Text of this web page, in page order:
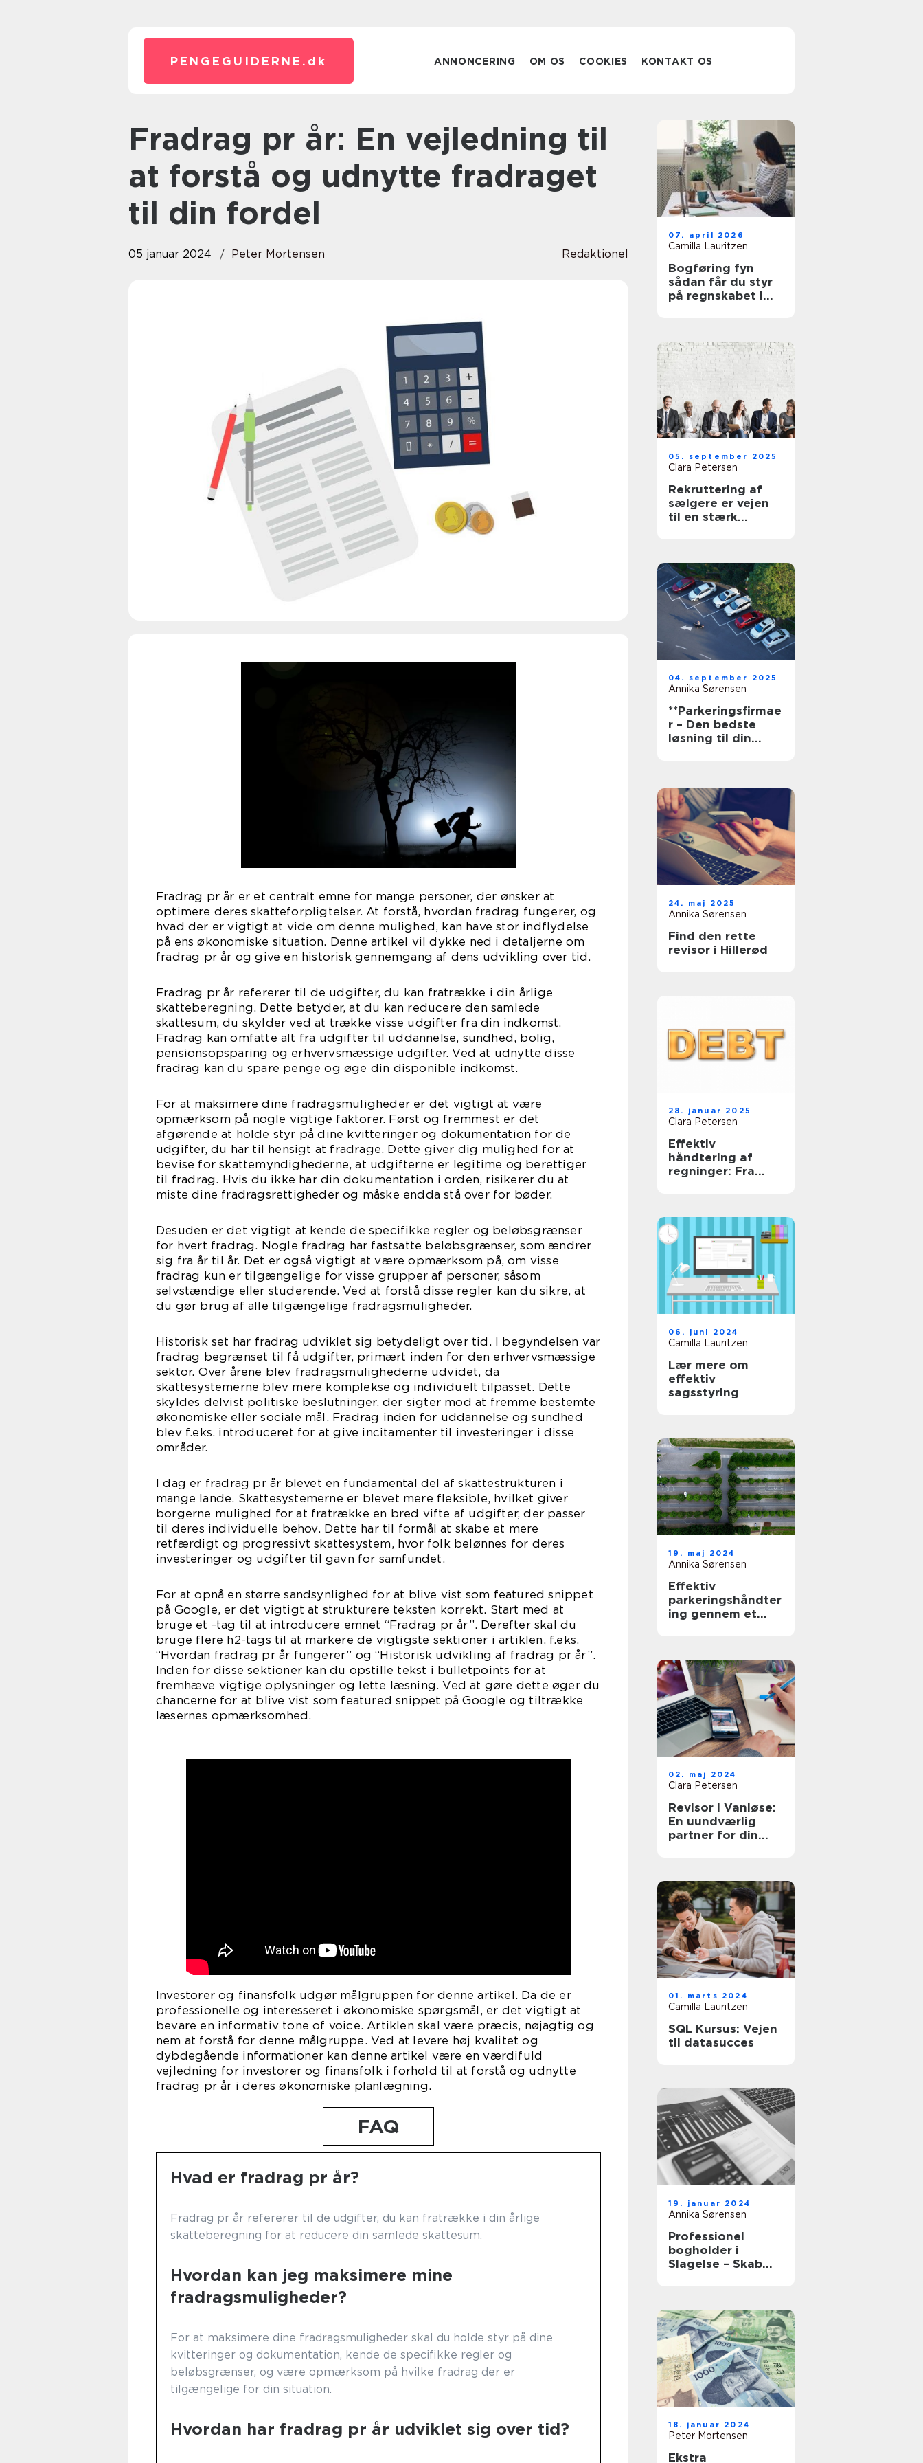
PENGEGUIDERNE. dk ANNONCERING OM OS COOKIES KONTAKT OS
Fradrag pr år: En vejledning til
at forstå og udnytte fradraget
til din fordel
05 januar 2024 Peter Mortensen Redaktionel
Fradrag pr år er et centralt emne for mange personer, der ønsker at
optimere deres skatteforpligtelser. At forstå, hvordan fradrag fungerer, og
hvad der er vigtigt at vide om denne mulighed, kan have stor indflydelse
på ens økonomiske situation. Denne artikel vil dykke ned i detaljerne om
fradrag pr år og give en historisk gennemgang af dens udvikling over tid.
Fradrag pr år refererer til de udgifter, du kan fratrække i din årlige
skatteberegning. Dette betyder, at du kan reducere den samlede
skattesum, du skylder ved at trække visse udgifter fra din indkomst.
Fradrag kan omfatte alt fra udgifter til uddannelse, sundhed, bolig,
pensionsopsparing og erhvervsmæssige udgifter. Ved at udnytte disse
fradrag kan du spare penge og øge din disponible indkomst.
For at maksimere dine fradragsmuligheder er det vigtigt at være
opmærksom på nogle vigtige faktorer. Først og fremmest er det
afgørende at holde styr på dine kvitteringer og dokumentation for de
udgifter, du har til hensigt at fradrage. Dette giver dig mulighed for at
bevise for skattemyndighederne, at udgifterne er legitime og berettiger
til fradrag. Hvis du ikke har din dokumentation i orden, risikerer du at
miste dine fradragsrettigheder og måske endda stå over for bøder.
Desuden er det vigtigt at kende de specifikke regler og beløbsgrænser
for hvert fradrag. Nogle fradrag har fastsatte beløbsgrænser, som ændrer
sig fra år til år. Det er også vigtigt at være opmærksom på, om visse
fradrag kun er tilgængelige for visse grupper af personer, såsom
selvstændige eller studerende. Ved at forstå disse regler kan du sikre, at
du gør brug af alle tilgængelige fradragsmuligheder.
Historisk set har fradrag udviklet sig betydeligt over tid. I begyndelsen var
fradrag begrænset til få udgifter, primært inden for den erhvervsmæssige
sektor. Over årene blev fradragsmulighederne udvidet, da
skattesystemerne blev mere komplekse og individuelt tilpasset. Dette
skyldes delvist politiske beslutninger, der sigter mod at fremme bestemte
økonomiske eller sociale mål. Fradrag inden for uddannelse og sundhed
blev f.eks. introduceret for at give incitamenter til investeringer i disse
områder.
I dag er fradrag pr år blevet en fundamental del af skattestrukturen i
mange lande. Skattesystemerne er blevet mere fleksible, hvilket giver
borgerne mulighed for at fratrække en bred vifte af udgifter, der passer
til deres individuelle behov. Dette har til formål at skabe et mere
retfærdigt og progressivt skattesystem, hvor folk belønnes for deres
investeringer og udgifter til gavn for samfundet.
For at opnå en større sandsynlighed for at blive vist som featured snippet
på Google, er det vigtigt at strukturere teksten korrekt. Start med at
bruge et -tag til at introducere emnet “Fradrag pr år”. Derefter skal du
bruge flere h2-tags til at markere de vigtigste sektioner i artiklen, f.eks.
“Hvordan fradrag pr år fungerer” og “Historisk udvikling af fradrag pr år”.
Inden for disse sektioner kan du opstille tekst i bulletpoints for at
fremhæve vigtige oplysninger og lette læsning. Ved at gøre dette øger du
chancerne for at blive vist som featured snippet på Google og tiltrække
læsernes opmærksomhed.
Investorer og finansfolk udgør målgruppen for denne artikel. Da de er
professionelle og interesseret i økonomiske spørgsmål, er det vigtigt at
bevare en informativ tone of voice. Artiklen skal være præcis, nøjagtig og
nem at forstå for denne målgruppe. Ved at levere høj kvalitet og
dybdegående informationer kan denne artikel være en værdifuld
vejledning for investorer og finansfolk i forhold til at forstå og udnytte
fradrag pr år i deres økonomiske planlægning.
FAQ
Hvad er fradrag pr år?
Fradrag pr år refererer til de udgifter, du kan fratrække i din årlige
skatteberegning for at reducere din samlede skattesum.
Hvordan kan jeg maksimere mine
fradragsmuligheder?
For at maksimere dine fradragsmuligheder skal du holde styr på dine
kvitteringer og dokumentation, kende de specifikke regler og
beløbsgrænser, og være opmærksom på hvilke fradrag der er
tilgængelige for din situation.
Hvordan har fradrag pr år udviklet sig over tid?
07. april 2026
Camilla Lauritzen
Bogføring fyn
sådan får du styr
på regnskabet i
05. september 2025
Clara Petersen
Rekruttering af
sælgere er vejen
til en stærk
04. september 2025
Annika Sørensen
**Parkeringsfirmae
r – Den bedste
løsning til din
24. maj 2025
Annika Sørensen
Find den rette
revisor i Hillerød
28. januar 2025
Clara Petersen
Effektiv
håndtering af
regninger: Fra
balance
06. juni 2024
Camilla Lauritzen
Lær mere om
effektiv
sagsstyring
19. maj 2024
Annika Sørensen
Effektiv
parkeringshåndter
ing gennem et
02. maj 2024
Clara Petersen
Revisor i Vanløse:
En uundværlig
partner for din
01. marts 2024
Camilla Lauritzen
SQL Kursus: Vejen
til datasucces
19. januar 2024
Annika Sørensen
Professionel
bogholder i
Slagelse – Skab
18. januar 2024
Peter Mortensen
Ekstra